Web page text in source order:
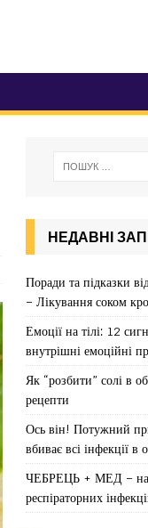
НЕДАВНІ
Поради та підказки
– Лікування соком
Емоції на тілі: 12
внутрішні емоційні
Як “розбити” солі в
рецепти
Ось він! Потужний
вбиває всі інфекції в
ЧЕБРЕЦЬ + МЕД –
респіраторних